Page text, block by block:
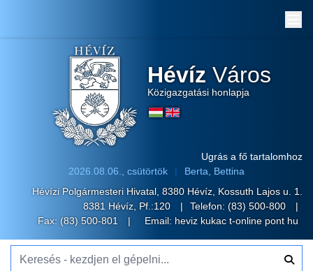
Hévíz Város
Közigazgatási honlapja
Ugrás a fő tartalomhoz
2026.08.06., csütörtök
Berta, Bettina
Hévízi Polgármesteri Hivatal, 8380 Hévíz, Kossuth Lajos u. 1.
8381 Hévíz, Pf.:120
Telefon: (83) 500-800
Fax: (83) 500-801
Email: heviz kukac t-online pont hu